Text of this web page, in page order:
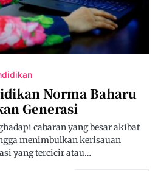
Norma Baharu
Generasi
cabaran yang besar akibat
menimbulkan kerisauan
yang tercicir atau…